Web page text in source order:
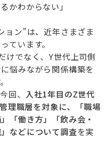
かわからない」
ョン”は、近年さまざま
ています。
けでなく、Y世代上司側
悩みながら関係構築を
回、 入社1年目のZ世代
理職層を対象に、「職場
「働き方」「飲み会・
などについて調査を実